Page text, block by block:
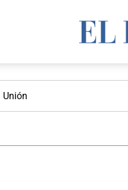
Unión